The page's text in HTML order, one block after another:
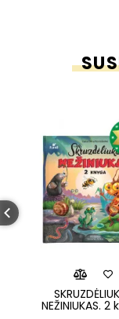
NEŽINIUKAS. 2